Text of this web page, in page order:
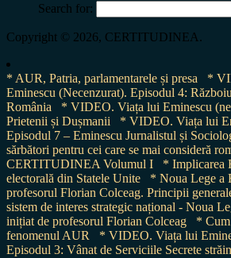
Search for:
Copyright © 2026, CERTITUDINEA.
* AUR, Patria, parlamentarele și presa
*
Eminescu (Necenzurat). Episodul 4:
România
* VIDEO. Viața lui Eminescu
Prietenii și Dușmanii
* VIDEO. Viața lui
Episodul 7 – Eminescu Jurnalistul și
sărbători pentru cei care se mai consideră
CERTITUDINEA Volumul I
* Implicarea
electorală din Statele Unite
* Noua Lege a
profesorul Florian Colceag. Principii
sistem de interes strategic național - Noua
inițiat de profesorul Florian Colceag
* Cum
fenomenul AUR
* VIDEO. Viața lui
Episodul 3: Vânat de Serviciile Secrete